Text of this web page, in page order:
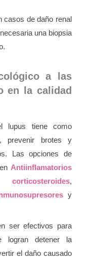
casos de daño renal
una biopsia
a las
en la calidad
lupus tiene como
prevenir brotes y
Las opciones de
Antiinflamatorios
corticosteroides,
y
ser efectivos para
logran detener la
el daño causado